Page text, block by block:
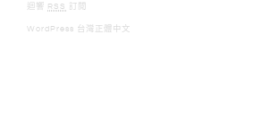
製
作
迴響 RSS 訂閱
WordPress 台灣正體中文